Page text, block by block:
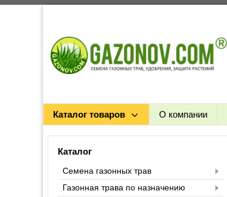
Каталог товаров О компании
Каталог
Семена газонных трав
Газонная трава по назначению